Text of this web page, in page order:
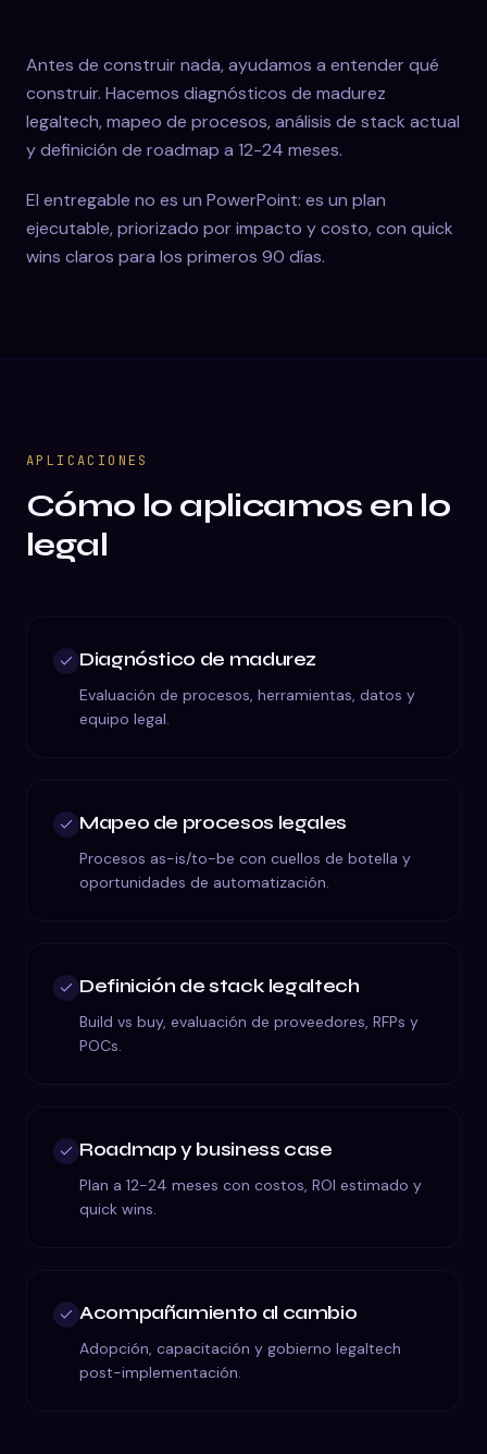
Antes de construir nada, ayudamos a entender qué
construir. Hacemos diagnósticos de madurez
legaltech, mapeo de procesos, análisis de stack actual
y definición de roadmap a 12-24 meses.
El entregable no es un PowerPoint: es un plan
ejecutable, priorizado por impacto y costo, con quick
wins claros para los primeros 90 días.
APLICACIONES
Cómo lo aplicamos en lo
legal
Diagnóstico de madurez
Evaluación de procesos, herramientas, datos y
equipo legal.
Mapeo de procesos legales
Procesos as-is/to-be con cuellos de botella y
oportunidades de automatización.
Definición de stack legaltech
Build vs buy, evaluación de proveedores, RFPs y
POCs.
Roadmap y business case
Plan a 12-24 meses con costos, ROI estimado y
quick wins.
Acompañamiento al cambio
Adopción, capacitación y gobierno legaltech
post-implementación.